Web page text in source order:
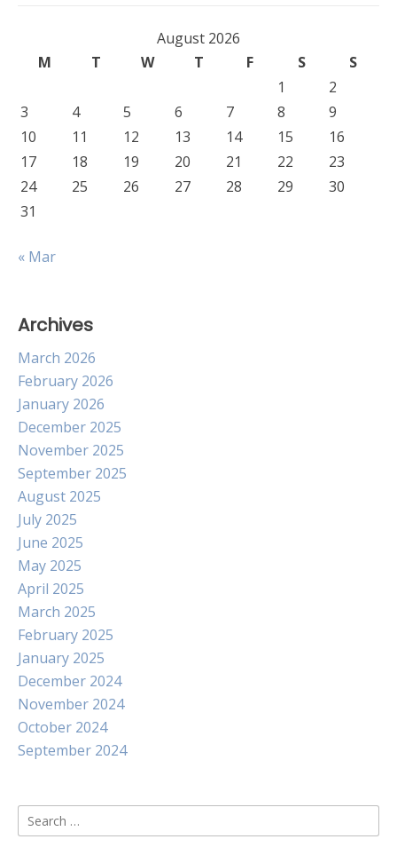
August 2026
M
T W T F S
S
1
2
3
4 5 6 7 8
9
10
11 12 13 14 15
16
17
18 19 20 21 22
23
24
25 26 27 28 29
30
31
« Mar
Archives
March 2026
February 2026
January 2026
December 2025
November 2025
September 2025
August 2025
July 2025
June 2025
May 2025
April 2025
March 2025
February 2025
January 2025
December 2024
November 2024
October 2024
September 2024
Search
for: